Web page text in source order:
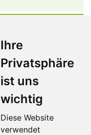
Ihre
Privatsphäre
ist uns
wichtig
Diese Website
verwendet